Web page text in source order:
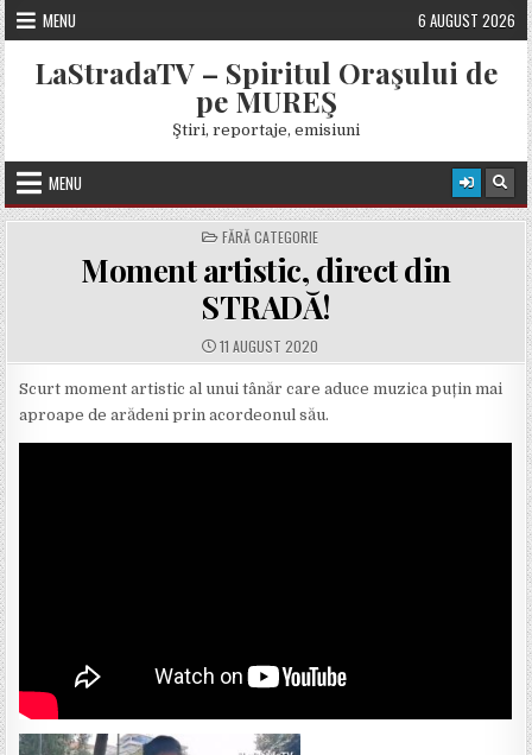
Skip
to
content
MENU 6 AUGUST 2026
LaStradaTV – Spiritul Oraşului de
pe MUREŞ
Ştiri, reportaje, emisiuni
MENU
POSTED
IN
FĂRĂ CATEGORIE
Moment artistic, direct din
STRADĂ!
PUBLISHED
DATE:
11 AUGUST 2020
Scurt moment artistic al unui tânăr care aduce muzica puțin mai
aproape de arădeni prin acordeonul său.